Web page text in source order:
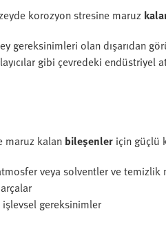
korozyon stresine maruz
gereksinimleri olan dışarıdan
gibi çevredeki
maruz kalan bileşenler için güçlü
veya solventler ve
gereksinimler